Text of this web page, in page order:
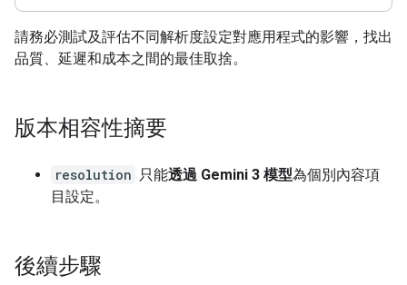
請務必測試及評估不同解析度設定對應用程式的影響，找出
品質、延遲和成本之間的最佳取捨。
版本相容性摘要
resolution 只能透過 Gemini 3 模型為個別內容項
目設定。
後續步驟